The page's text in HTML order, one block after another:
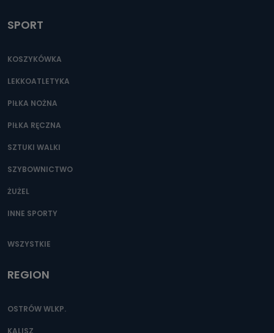
SPORT
KOSZYKÓWKA
LEKKOATLETYKA
PIŁKA NOŻNA
PIŁKA RĘCZNA
SZTUKI WALKI
SZYBOWNICTWO
ŻUŻEL
INNE SPORTY
WSZYSTKIE
REGION
OSTRÓW WLKP.
KALISZ